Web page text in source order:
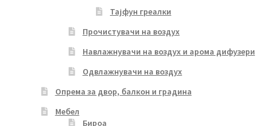
Тајфун греалки
Прочистувачи на воздух
Навлажнувачи на воздух и арома дифузери
Одвлажнувачи на воздух
Опрема за двор, балкон и градина
Мебел
Бироа